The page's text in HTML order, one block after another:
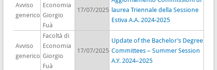
Avviso
generico
Economia
Giorgio
Fuà
17/07/2025 laurea Triennale della Sessione
Estiva A.A. 2024-2025
Avviso
generico
Facoltà di
Economia
Giorgio
Fuà
17/07/2025
Update of the Bachelor’s Degree
Committees – Summer Session
A.Y. 2024–2025